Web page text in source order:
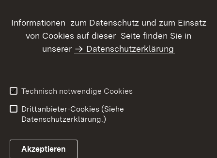
Barrierefreiheit
Benutzungshinweise
Impressum
Informationen zum Datenschutz und zum Einsatz
von Cookies auf dieser Seite finden Sie in
unserer
Datenschutzerklärung
Technisch notwendige Cookies
Drittanbieter-Cookies (Siehe
Datenschutzerklärung.)
Akzeptieren